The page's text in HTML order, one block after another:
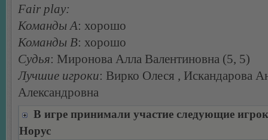
Fair play:
Команды А: хорошо
Команды В: хорошо
Судья: Миронова Алла Валентиновна (5, 5)
Лучшие игроки: Вирко Олеся , Искандарова
Александровна
В игре принимали участие следующие
Норус